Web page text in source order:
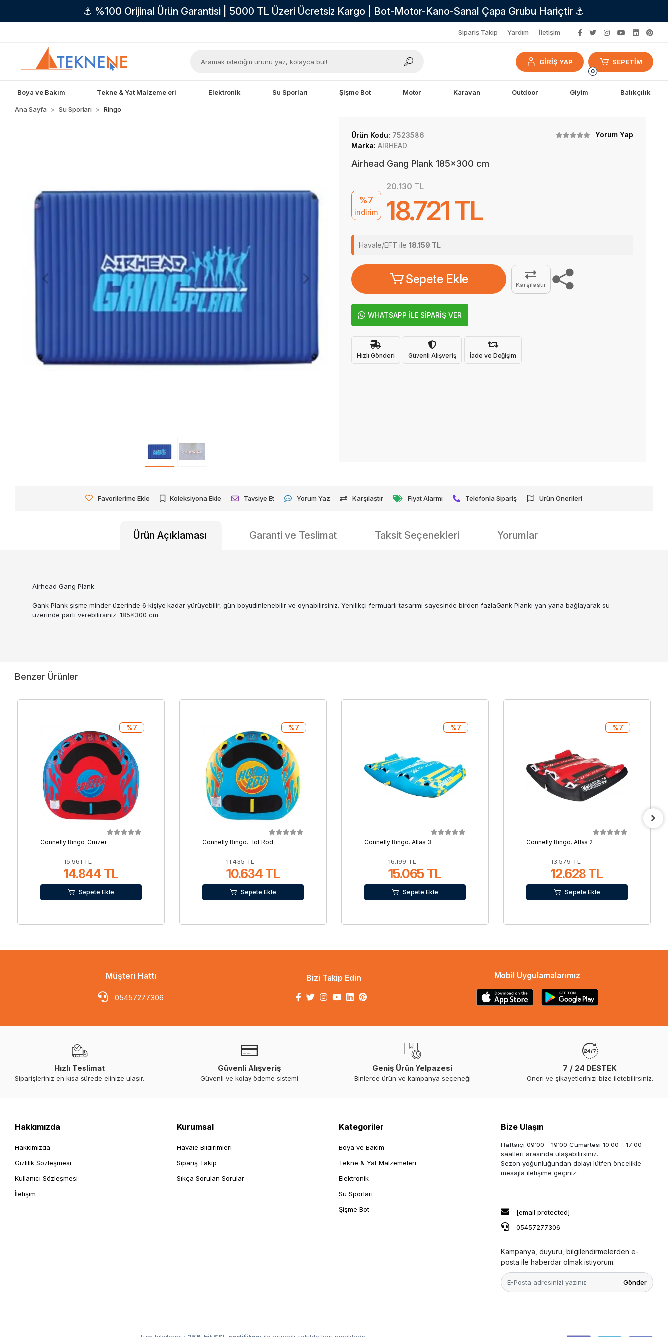
⚓ %100 Orijinal Ürün Garantisi | 5000 TL Üzeri Ücretsiz Kargo | Bot-Motor-Kano-Sanal Çapa Grubu Hariçtir ⚓
Sipariş Takip Yardım İletişim
GİRİŞ YAP
0
SEPETİM
Boya ve Bakım Tekne & Yat Malzemeleri Elektronik Su Sporları Şişme Bot Motor Karavan Outdoor Giyim Balıkçılık
Ana Sayfa Su Sporları Ringo
Ürün Kodu: 7523586
Yorum Yap
Marka: AIRHEAD
Airhead Gang Plank 185x300 cm
%7
indirim
20.130 TL
18.721 TL
Havale/EFT ile 18.159 TL
Sepete Ekle Karşılaştır
WHATSAPP İLE SİPARİŞ VER
Hızlı Gönderi Güvenli Alışveriş İade ve Değişim
Favorilerime Ekle Koleksiyona Ekle Tavsiye Et Yorum Yaz Karşılaştır Fiyat Alarmı Telefonla Sipariş Ürün Önerileri
Ürün Açıklaması Garanti ve Teslimat Taksit Seçenekleri Yorumlar
Airhead Gang Plank
Gank Plank şişme minder üzerinde 6 kişiye kadar yürüyebilir, gün boyudinlenebilir ve oynabilirsiniz. Yenilikçi fermuarlı tasarımı sayesinde birden fazlaGank Plankı yan yana bağlayarak su
üzerinde parti verebilirsiniz. 185x300 cm
Benzer Ürünler
Connelly Ringo. Cruzer
15.961 TL
14.844 TL
%7
Sepete Ekle
Connelly Ringo. Hot Rod
11.435 TL
10.634 TL
%7
Sepete Ekle
Connelly Ringo. Atlas 3
16.199 TL
15.065 TL
%7
Sepete Ekle
Connelly Ringo. Atlas 2
13.579 TL
12.628 TL
%7
Sepete Ekle
Müşteri Hattı
05457277306
Bizi Takip Edin Mobil Uygulamalarımız
Hızlı Teslimat
Siparişleriniz en kısa sürede elinize ulaşır.
Güvenli Alışveriş
Güvenli ve kolay ödeme sistemi
Geniş Ürün Yelpazesi
Binlerce ürün ve kampanya seçeneği
7 / 24 DESTEK
Öneri ve şikayetlerinizi bize iletebilirsiniz.
Hakkımızda
Hakkımızda
Gizlilik Sözleşmesi
Kullanıcı Sözleşmesi
İletişim
Kurumsal
Havale Bildirimleri
Sipariş Takip
Sıkça Sorulan Sorular
Kategoriler
Boya ve Bakım
Tekne & Yat Malzemeleri
Elektronik
Su Sporları
Şişme Bot
Bize Ulaşın
Haftaiçi 09:00 - 19:00 Cumartesi 10:00 - 17:00
saatleri arasında ulaşabilirsiniz.
Sezon yoğunluğundan dolayı lütfen öncelikle
mesajla iletişime geçiniz.
[email protected]
05457277306
Kampanya, duyuru, bilgilendirmelerden e-
posta ile haberdar olmak istiyorum.
Gönder